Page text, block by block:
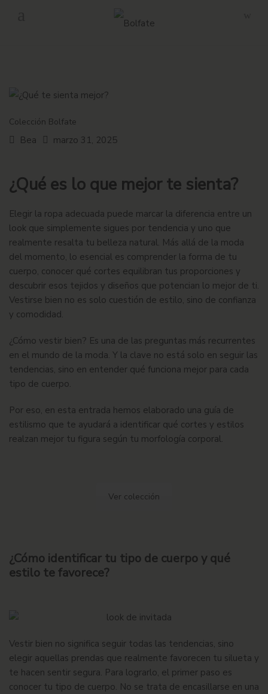
Envío gratuito en pedidos superiores a 160€ en Península.
Colección Bolfate
Bea marzo 31, 2025
¿Qué es lo que mejor te sienta?
Elegir la ropa adecuada puede marcar la diferencia entre un
look que simplemente sigues por tendencia y uno que
realmente resalta tu belleza natural. Más allá de la moda
del momento, lo esencial es comprender la forma de tu
cuerpo, conocer qué cortes equilibran tus proporciones y
descubrir esos tejidos y diseños que potencian lo mejor de ti.
Vestirse bien no es solo cuestión de estilo, sino de confianza
y comodidad.
¿Cómo vestir bien? Es una de las preguntas más recurrentes
en el mundo de la moda. Y la clave no está solo en seguir las
tendencias, sino en entender qué funciona mejor para cada
tipo de cuerpo.
Por eso, en esta entrada hemos elaborado una guía de
estilismo que te ayudará a identificar qué cortes y estilos
realzan mejor tu figura según tu morfología corporal.
Ver colección
¿Cómo identificar tu tipo de cuerpo y qué
estilo te favorece?
Vestir bien no significa seguir todas las tendencias, sino
elegir aquellas prendas que realmente favorecen tu silueta y
te hacen sentir segura. Para lograrlo, el primer paso es
conocer tu tipo de cuerpo. No se trata de encasillarse en una